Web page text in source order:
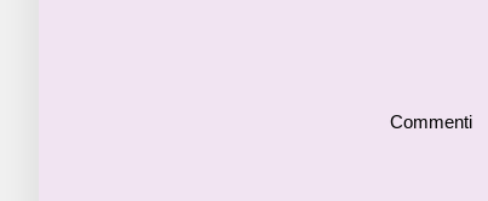
Commenti